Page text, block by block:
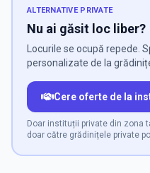
ALTERNATIVE PRIVATE
Nu ai găsit loc liber?
Locurile se ocupă repede.
personalizate de la
Cere oferte de la
Doar instituții private din zona
doar către grădinițele private